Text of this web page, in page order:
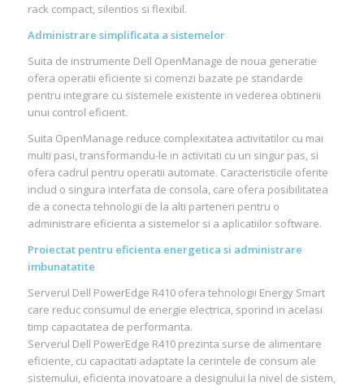
rack compact, silentios si flexibil.
Administrare simplificata a sistemelor
Suita de instrumente Dell OpenManage de noua generatie
ofera operatii eficiente si comenzi bazate pe standarde
pentru integrare cu sistemele existente in vederea obtinerii
unui control eficient.
Suita OpenManage reduce complexitatea activitatilor cu mai
multi pasi, transformandu-le in activitati cu un singur pas, si
ofera cadrul pentru operatii automate. Caracteristicile oferite
includ o singura interfata de consola, care ofera posibilitatea
de a conecta tehnologii de la alti parteneri pentru o
administrare eficienta a sistemelor si a aplicatiilor software.
Proiectat pentru eficienta energetica si administrare
imbunatatite
Serverul Dell PowerEdge R410 ofera tehnologii Energy Smart
care reduc consumul de energie electrica, sporind in acelasi
timp capacitatea de performanta.
Serverul Dell PowerEdge R410 prezinta surse de alimentare
eficiente, cu capacitati adaptate la cerintele de consum ale
sistemului, eficienta inovatoare a designului la nivel de sistem,